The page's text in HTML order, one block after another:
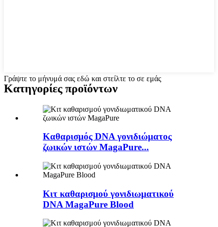
Γράψτε το μήνυμά σας εδώ και στείλτε το σε εμάς
Κατηγορίες προϊόντων
Καθαρισμός DNA γονιδιώματος
ζωικών ιστών MagaPure...
Κιτ καθαρισμού γονιδιωματικού
DNA MagaPure Blood